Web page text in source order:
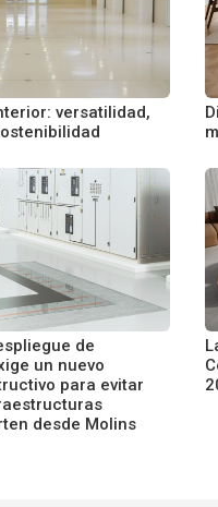
versatilidad,
de
un nuevo
para evitar
desde Molins